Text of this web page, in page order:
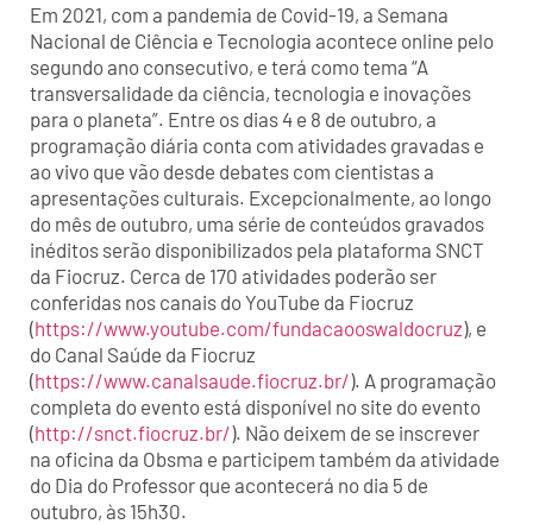
Em 2021, com a pandemia de Covid-19, a Semana
Nacional de Ciência e Tecnologia acontece online pelo
segundo ano consecutivo, e terá como tema “A
transversalidade da ciência, tecnologia e inovações
para o planeta”. Entre os dias 4 e 8 de outubro, a
programação diária conta com atividades gravadas e
ao vivo que vão desde debates com cientistas a
apresentações culturais. Excepcionalmente, ao longo
do mês de outubro, uma série de conteúdos gravados
inéditos serão disponibilizados pela plataforma SNCT
da Fiocruz. Cerca de 170 atividades poderão ser
conferidas nos canais do YouTube da Fiocruz
(https://www.youtube.com/fundacaooswaldocruz), e
do Canal Saúde da Fiocruz
(https://www.canalsaude.fiocruz.br/). A programação
completa do evento está disponível no site do evento
(http://snct.fiocruz.br/). Não deixem de se inscrever
na oficina da Obsma e participem também da atividade
do Dia do Professor que acontecerá no dia 5 de
outubro, às 15h30.